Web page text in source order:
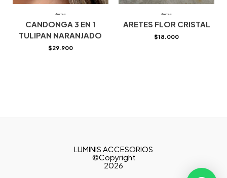
Aretes
CANDONGA 3 EN 1
TULIPAN NARANJADO
$29.900
Aretes
ARETES FLOR CRISTAL
$18.000
LUMINIS ACCESORIOS
©Copyright
2026